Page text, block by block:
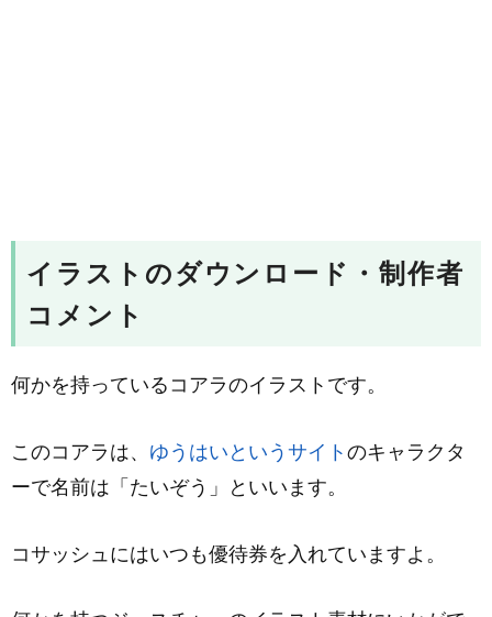
イラストのダウンロード・制作者
コメント
何かを持っているコアラのイラストです。
このコアラは、 ゆうはいというサイト のキャラクタ
ーで名前は「たいぞう」といいます。
コサッシュにはいつも優待券を入れていますよ。